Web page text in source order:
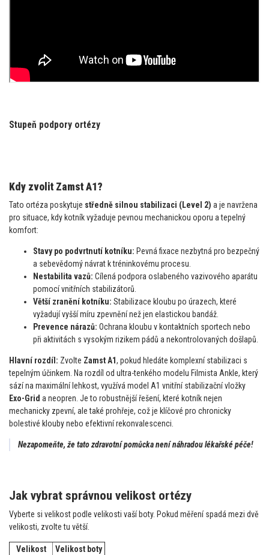
Stupeň podpory ortézy
Kdy zvolit Zamst A1?
Tato ortéza poskytuje středně silnou stabilizaci (Level 2) a je navržena
pro situace, kdy kotník vyžaduje pevnou mechanickou oporu a tepelný
komfort:
Stavy po podvrtnutí kotníku: Pevná fixace nezbytná pro bezpečný
a sebevědomý návrat k tréninkovému procesu.
Nestabilita vazů: Cílená podpora oslabeného vazivového aparátu
pomocí vnitřních stabilizátorů.
Větší zranění kotníku: Stabilizace kloubu po úrazech, které
vyžadují vyšší míru zpevnění než jen elastickou bandáž.
Prevence nárazů: Ochrana kloubu v kontaktních sportech nebo
při aktivitách s vysokým rizikem pádů a nekontrolovaných došlapů.
Hlavní rozdíl: Zvolte Zamst A1, pokud hledáte komplexní stabilizaci s
tepelným účinkem. Na rozdíl od ultra-tenkého modelu Filmista Ankle, který
sází na maximální lehkost, využívá model A1 vnitřní stabilizační vložky
Exo-Grid a neopren. Je to robustnější řešení, které kotník nejen
mechanicky zpevní, ale také prohřeje, což je klíčové pro chronicky
bolestivé klouby nebo efektivní rekonvalescenci.
Nezapomeňte, že tato zdravotní pomůcka není náhradou lékařské péče!
Jak vybrat správnou velikost ortézy
Vyberte si velikost podle velikosti vaší boty. Pokud měření spadá mezi dvě
velikosti, zvolte tu větší.
Velikost
Velikost boty